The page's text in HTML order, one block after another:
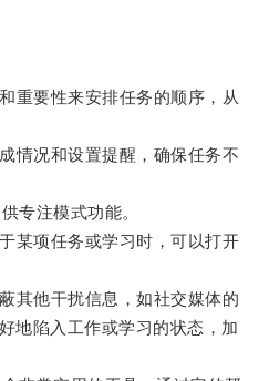
要性来安排任务的顺序，从
况和设置提醒，确保任务不
注模式功能。
项任务或学习时，可以打开
他干扰信息，如社交媒体的
地陷入工作或学习的状态，加